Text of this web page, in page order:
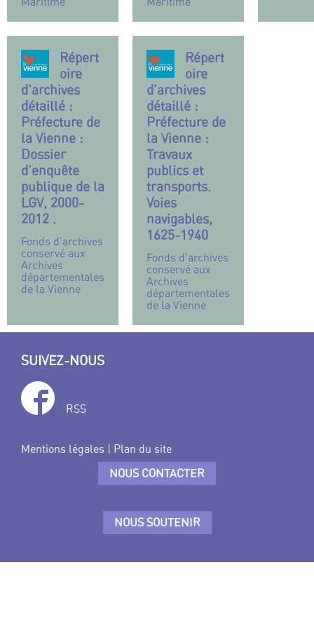
Répert
oire
d’archives
détaillé :
Préfecture de
la Vienne :
Dossier
d’enquête
publique de la
LGV, 2000-
2012 .
Fonds d’archives
conservé aux
Archives
départementales
de la Vienne
Répert
oire
d’archives
détaillé :
Préfecture de
la Vienne :
Travaux
publics et
transports.
Voies
navigables,
1625-1940
Fonds d’archives
conservé aux
Archives
départementales
de la Vienne
SUIVEZ-NOUS
RSS
Mentions légales | Plan du site
NOUS CONTACTER
NOUS SOUTENIR